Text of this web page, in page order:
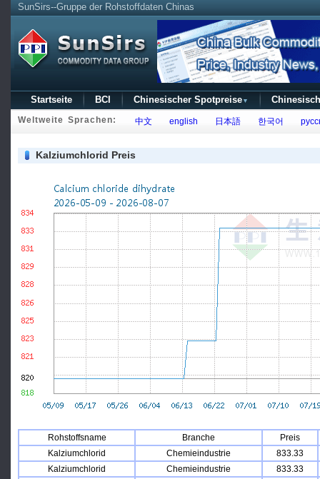
SunSirs--Gruppe der Rohstoffdaten Chinas
Startseite BCI Chinesischer Spotpreise ▼
Weltweite Sprachen: 中文 english 日本語 한국어
Kalziumchlorid Preis
Rohstoffsname Branche
Preis
Kalziumchlorid
Chemieindustrie
833.33
Kalziumchlorid
Chemieindustrie
833.33